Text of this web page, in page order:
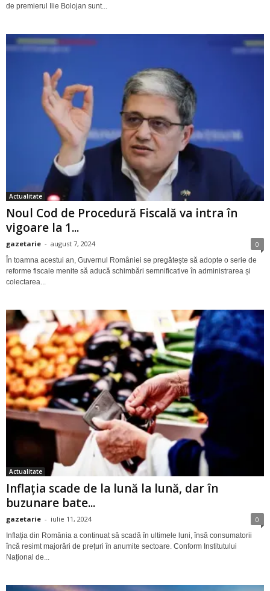
de premierul Ilie Bolojan sunt...
Actualitate
Noul Cod de Procedură Fiscală va intra în
vigoare la 1...
gazetarie - august 7, 2024 0
În toamna acestui an, Guvernul României se pregătește să adopte o serie de
reforme fiscale menite să aducă schimbări semnificative în administrarea și
colectarea...
Actualitate
Inflația scade de la lună la lună, dar în
buzunare bate...
gazetarie - iulie 11, 2024 0
Inflația din România a continuat să scadă în ultimele luni, însă consumatorii
încă resimt majorări de prețuri în anumite sectoare. Conform Institutului
Național de...